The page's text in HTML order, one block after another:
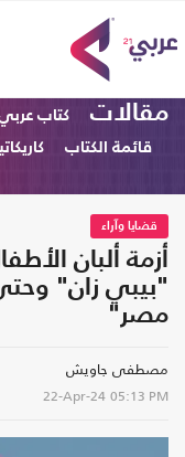
مقالات كتاب عربي
قائمة الكتاب
قضايا وآراء
أزمة ألبان
"بيبي زان"
مصر"
مصطفى جاويش
22-Apr-24 05:13 PM